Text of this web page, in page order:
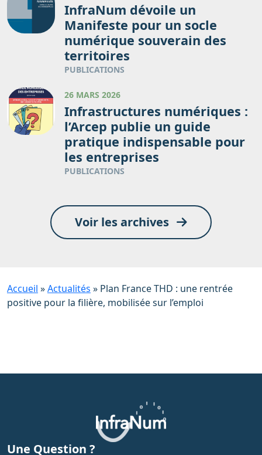
InfraNum dévoile un
Manifeste pour un socle
numérique souverain des
territoires
PUBLICATIONS
26 MARS 2026
Infrastructures numériques :
l’Arcep publie un guide
pratique indispensable pour
les entreprises
PUBLICATIONS
Voir les archives
Accueil »Actualités » Plan France THD : une rentrée
positive pour la filière, mobilisée sur l’emploi
Une Question ?